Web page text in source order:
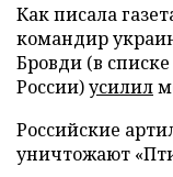
Как писала
командир
Бровди (в
России)усилил
Российские
уничтожают